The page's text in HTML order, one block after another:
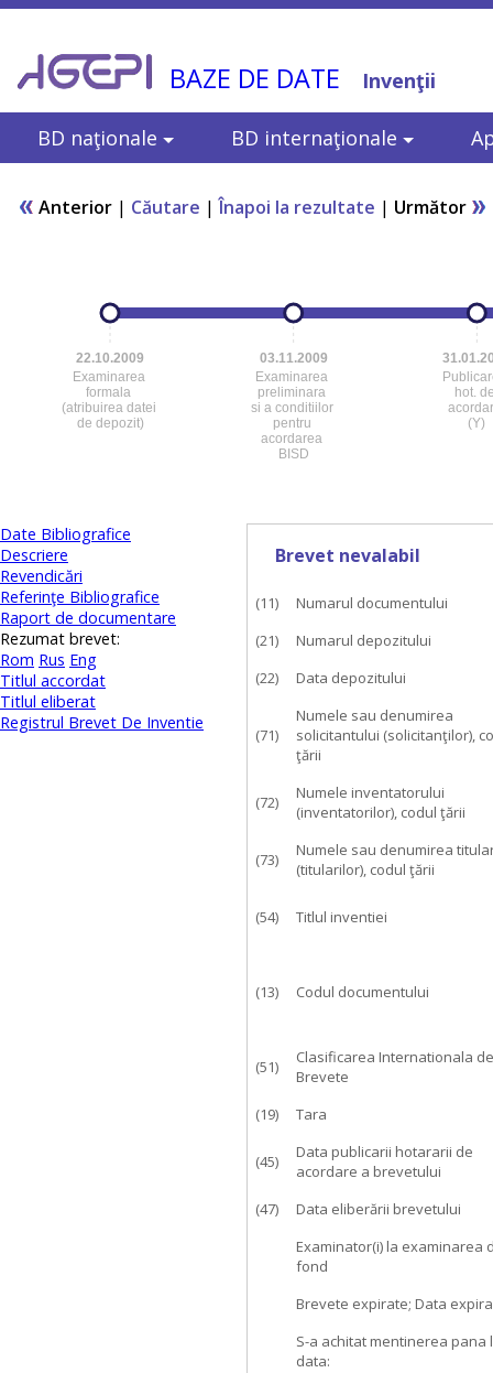
BAZE DE DATE Invenţii
BD naţionale BD internaţionale
Anterior | Căutare |Înapoi la rezultate | Următor
22.10.2009
Examinarea
formala
(atribuirea datei
de depozit)
03.11.2009
Examinarea
preliminara
si a conditiilor
pentru
acordarea
BISD
hot.
(Y)
Date Bibliografice
Descriere
Revendicări
Referinţe Bibliografice
Raport de documentare
Rezumat brevet:
Rom Rus Eng
Titlul accordat
Titlul eliberat
Registrul Brevet De Inventie
Brevet nevalabil
(11)
Numarul documentului
(21)
Numarul depozitului
(22)
Data depozitului
(71)
Numele sau denumirea
solicitantului (solicitanţilor),
ţării
(72)
Numele inventatorului
(inventatorilor), codul ţării
(73)
Numele sau denumirea
(titularilor), codul ţării
(54) Titlul inventiei
(13) Codul documentului
(51)
Clasificarea Internationala de
Brevete
(19)
Tara
(45)
Data publicarii hotararii de
acordare a brevetului
(47)
Data eliberării brevetului
Examinator(i) la examinarea
fond
Brevete expirate; Data
S-a achitat mentinerea pana
data: